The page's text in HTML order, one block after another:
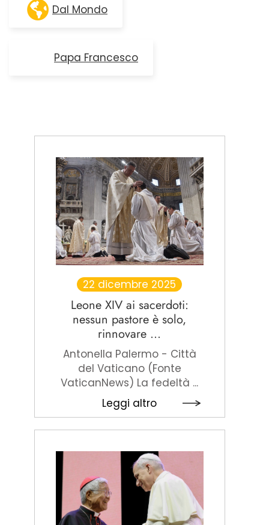
Dal Mondo
Papa Francesco
22 dicembre 2025
Leone XIV ai sacerdoti:
nessun pastore è solo,
rinnovare ...
Antonella Palermo - Città
del Vaticano (Fonte
VaticanNews) La fedeltà ...
Leggi altro